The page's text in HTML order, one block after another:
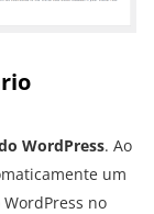
WordPress. Ao
um
no